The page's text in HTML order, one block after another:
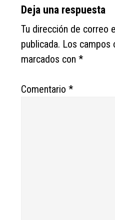
Deja una respuesta
Tu dirección de correo
publicada. Los campos
marcados con*
Comentario*